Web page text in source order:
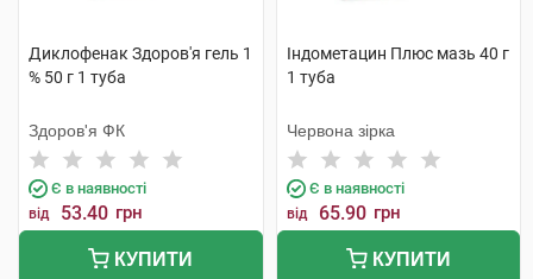
Диклофенак Здоров'я гель 1
% 50 г 1 туба
Здоров'я ФК
Є в наявності
від 53.40 грн
КУПИТИ
Індометацин Плюс мазь 40 г
1 туба
Червона зірка
Є в наявності
від 65.90 грн
КУПИТИ